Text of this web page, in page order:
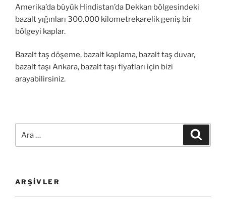
Amerika’da büyük Hindistan’da Dekkan bölgesindeki
bazalt yığınları 300.000 kilometrekarelik geniş bir
bölgeyi kaplar.
Bazalt taş döşeme, bazalt kaplama, bazalt taş duvar,
bazalt taşı Ankara, bazalt taşı fiyatları için bizi
arayabilirsiniz.
ARŞIVLER